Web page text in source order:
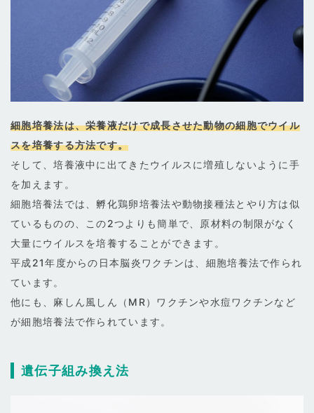
細胞培養法は、栄養液だけで成長させた動物の細胞でウイル
スを培養する方法です。
そして、培養液中に出てきたウイルスに増殖しないように手
を加えます。
細胞培養法では、孵化鶏卵培養法や動物接種法とやり方は似
ているものの、この2つよりも簡単で、原材料の制限がなく
大量にウイルスを培養することができます。
平成21年度からの日本脳炎ワクチンは、細胞培養法で作られ
ています。
他にも、麻しん風しん（MR）ワクチンや水痘ワクチンなど
が細胞培養法で作られています。
遺伝子組み換え法